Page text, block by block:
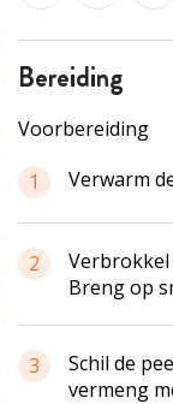
bereiding
Voorbereiding
1
Verwarm
2
Verbrokkel
Breng op
3
Schil de
vermeng